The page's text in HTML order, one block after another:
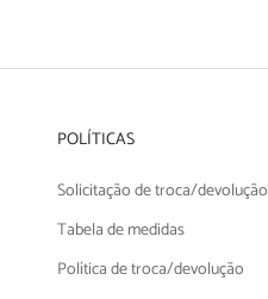
POLÍTICAS
Solicitação de troca/devolução
Tabela de medidas
Política de troca/devolução